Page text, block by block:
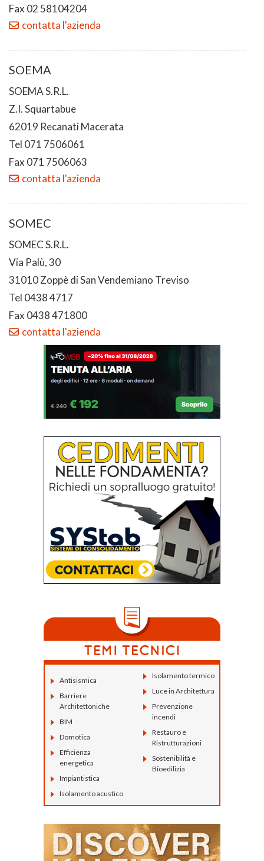
Fax 02 58104204
contatta l'azienda
SOEMA
SOEMA S.R.L.
Z.I. Squartabue
62019 Recanati Macerata
Tel 071 7506061
Fax 071 7506063
contatta l'azienda
SOMEC
SOMEC S.R.L.
Via Palù, 30
31010 Zoppè di San Vendemiano Treviso
Tel 0438 4717
Fax 0438 471800
contatta l'azienda
Antisismica
Barriere
Architettoniche
BIM
Domotica
Efficienza
energetica
Impiantistica
Isolamento acustico
Isolamento termico
Luce in Architettura
Prevenzione
incendi
Restauro e
Ristrutturazioni
Sostenibilità e
Bioedilizia